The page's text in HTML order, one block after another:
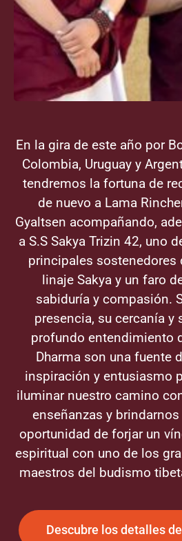
En la gira de este año por
Colombia, Uruguay y
tendremos la fortuna de
de nuevo a Lama
Gyaltsen acompañando,
a S.S Sakya Trizin 42, uno
principales sostenedores
linaje Sakya y un faro
sabiduría y compasión.
presencia, su cercanía y
profundo entendimiento
Dharma son una fuente
inspiración y entusiasmo
iluminar nuestro camino
enseñanzas y
oportunidad de forjar un
espiritual con uno de los
maestros del budismo
Descubre los detalles